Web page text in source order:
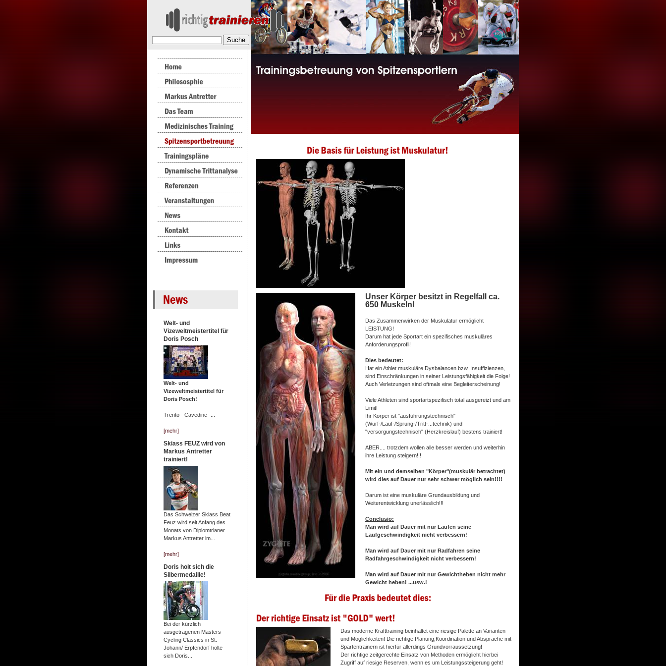
Welt- und
Vizeweltmeistertitel für
Doris Posch
Welt- und
Vizeweltmeistertitel für
Doris Posch!
Trento - Cavedine -...
[mehr]
Skiass FEUZ wird von
Markus Antretter
trainiert!
Das Schweizer Skiass Beat
Feuz wird seit Anfang des
Monats von Diplomtrianer
Markus Antretter im...
[mehr]
Doris holt sich die
Silbermedaille!
Bei der kürzlich
ausgetragenen Masters
Cycling Classics in St.
Johann/ Erpfendorf holte
sich Doris...
Unser Körper besitzt in Regelfall ca.
650 Muskeln!
Das Zusammenwirken der Muskulatur ermöglicht
LEISTUNG!
Darum hat jede Sportart ein spezifisches muskuläres
Anforderungsprofil!
Dies bedeutet:
Hat ein Athlet muskuläre Dysbalancen bzw. Insuffizienzen,
sind Einschränkungen in seiner Leistungsfähigkeit die Folge!
Auch Verletzungen sind oftmals eine Begleiterscheinung!
Viele Athleten sind sportartspezifisch total ausgereizt und am
Limit!
Ihr Körper ist "ausführungstechnisch"
(Wurf-/Lauf-/Sprung-/Tritt-...technik) und
"versorgungstechnisch" (Herzkreislauf) bestens trainiert!
ABER.... trotzdem wollen alle besser werden und weiterhin
ihre Leistung steigern!!!
Mit ein und demselben "Körper"(muskulär betrachtet)
wird dies auf Dauer nur sehr schwer möglich sein!!!!
Darum ist eine muskuläre Grundausbildung und
Weiterentwicklung unerlässlich!!!
Conclusio:
Man wird auf Dauer mit nur Laufen seine
Laufgeschwindigkeit nicht verbessern!
Man wird auf Dauer mit nur Radfahren seine
Radfahrgeschwindigkeit nicht verbessern!
Man wird auf Dauer mit nur Gewichtheben nicht mehr
Gewicht heben! ...usw.!
Das moderne Krafttraining beinhaltet eine riesige Palette an Varianten
und Möglichkeiten! Die richtige Planung,Koordination und Absprache mit
Spartentrainern ist hierfür allerdings Grundvorraussetzung!
Der richtige zeitgerechte Einsatz von Methoden ermöglicht hierbei
Zugriff auf riesige Reserven, wenn es um Leistungssteigerung geht!